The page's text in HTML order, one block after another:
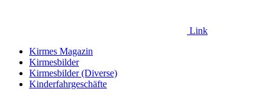
Link
Kirmes Magazin
Kirmesbilder
Kirmesbilder (Diverse)
Kinderfahrgeschäfte